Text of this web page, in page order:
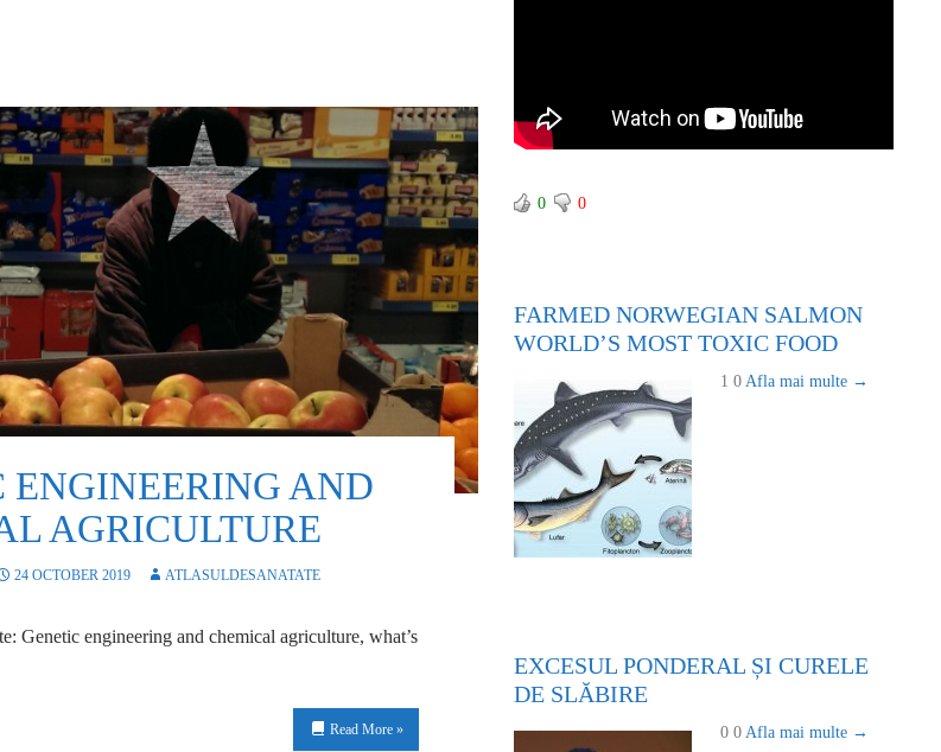
ENGINEERING AND
AGRICULTURE
24 OCTOBER 2019 ATLASULDESANATATE
Genetic engineering and chemical agriculture, what’s
Read More »
0 0
FARMED NORWEGIAN SALMON
WORLD’S MOST TOXIC FOOD
1 0 Afla mai multe →
EXCESUL PONDERAL ȘI CURELE
DE SLĂBIRE
0 0 Afla mai multe →